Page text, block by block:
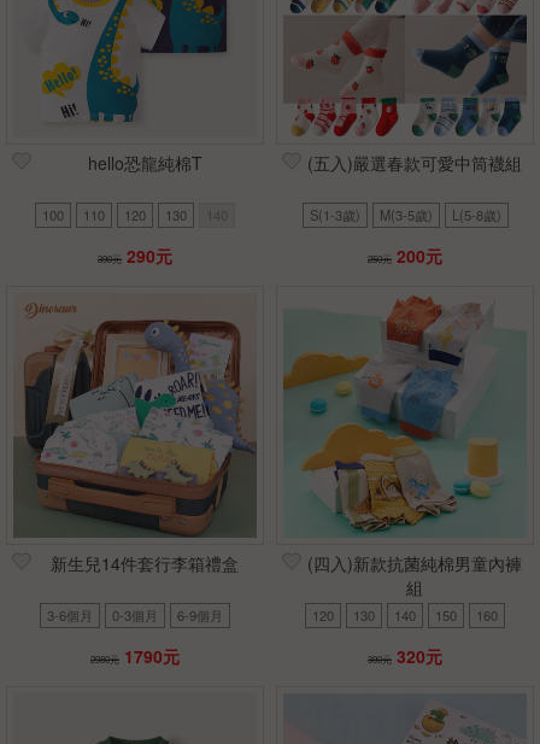
hello恐龍純棉T
100 110 120 130 140
390元 290元
(五入)嚴選春款可愛中筒襪組
S(1-3歲) M(3-5歲) L(5-8歲)
250元 200元
新生兒14件套行李箱禮盒
3-6個月 0-3個月 6-9個月
2980元 1790元
(四入)新款抗菌純棉男童內褲
組
120 130 140 150 160
390元 320元